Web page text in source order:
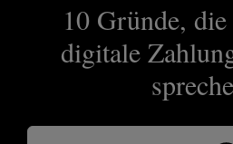
10 Gründe,
digitale